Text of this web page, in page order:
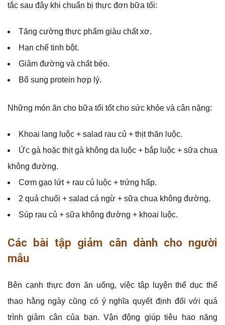
tắc sau đây khi chuẩn bị thực đơn bữa tối:
Tăng cường thực phẩm giàu chất xơ.
Hạn chế tinh bột.
Giảm đường và chất béo.
Bổ sung protein hợp lý.
Những món ăn cho bữa tối tốt cho sức khỏe và cân nặng:
Khoai lang luộc + salad rau củ + thịt thăn luộc.
Ức gà hoặc thịt gà không da luộc + bắp luộc + sữa chua
không đường.
Cơm gạo lứt + rau củ luộc + trứng hấp.
2 quả chuối + salad cá ngừ + sữa chua không đường.
Súp rau củ + sữa không đường + khoai luộc.
Các bài tập giảm cân dành cho người
mẫu
Bên cạnh thực đơn ăn uống, việc tập luyện thể dục thể
thao hằng ngày cũng có ý nghĩa quyết định đối với quá
trình giảm cân của bạn. Vận động giúp tiêu hao năng